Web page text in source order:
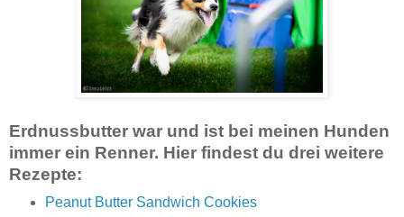
Erdnussbutter war und ist bei meinen Hunden
immer ein Renner. Hier findest du drei weitere
Rezepte:
Peanut Butter Sandwich Cookies